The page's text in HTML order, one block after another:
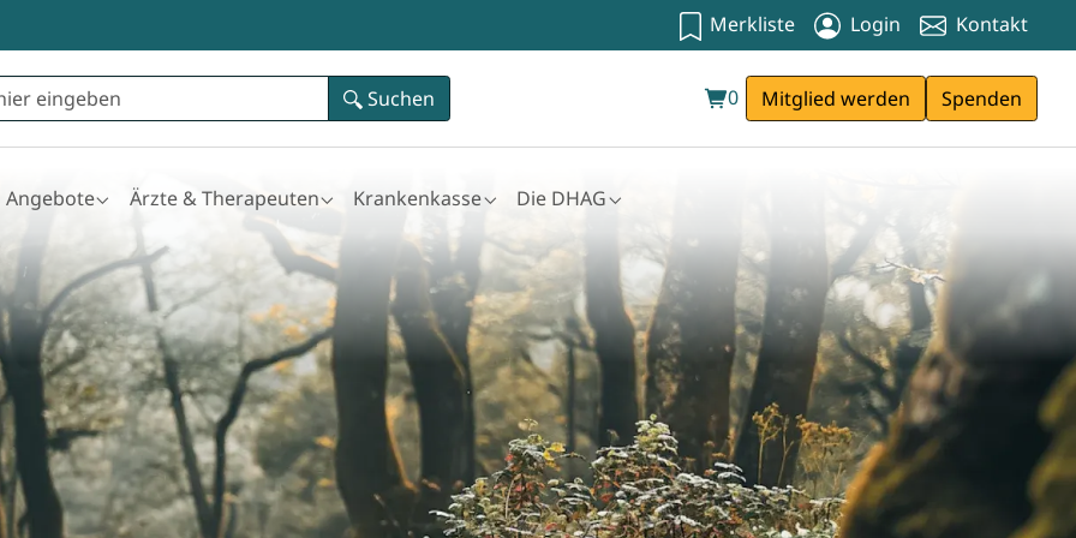
Merkliste Login Kontakt
Suchen 0 Mitglied werden Spenden
for "Ataxie"
Angebote
Submenu for "Angebote"
Ärzte & Therapeuten
Submenu for "Ärzte & Therapeuten"
Krankenkasse
Submenu for "Krankenkasse"
Die DHAG
Submenu for "Die DHAG"